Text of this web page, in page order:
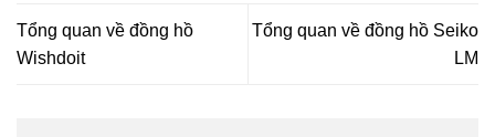
Tổng quan về đồng hồ
Wishdoit
Tổng quan về đồng hồ Seiko
LM